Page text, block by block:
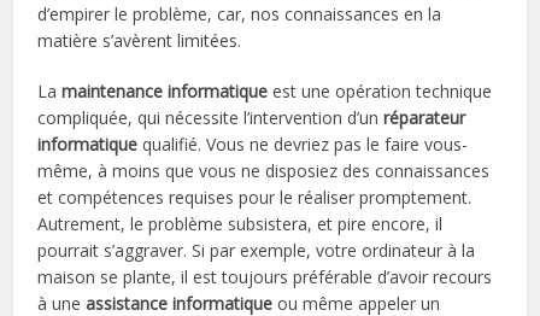
d’empirer le problème, car, nos connaissances en la
matière s’avèrent limitées.
Lamaintenance informatique est une opération technique
compliquée, qui nécessite l’intervention d’unréparateur
informatique qualifié. Vous ne devriez pas le faire vous-
même, à moins que vous ne disposiez des connaissances
et compétences requises pour le réaliser promptement.
Autrement, le problème subsistera, et pire encore, il
pourrait s’aggraver. Si par exemple, votre ordinateur à la
maison se plante, il est toujours préférable d’avoir recours
à uneassistance informatique ou même appeler un